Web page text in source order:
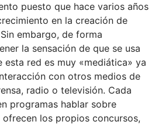
puesto que hace varios años
en la creación de
embargo, de forma
la sensación de que se usa
esta red es muy «mediática» ya
con otros medios de
radio o televisión. Cada
programas hablar sobre
los propios concursos,